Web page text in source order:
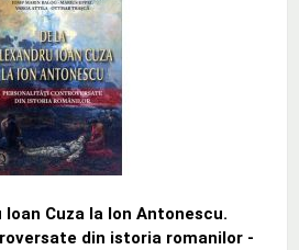
Ioan Cuza la Ion Antonescu.
din istoria romanilor -